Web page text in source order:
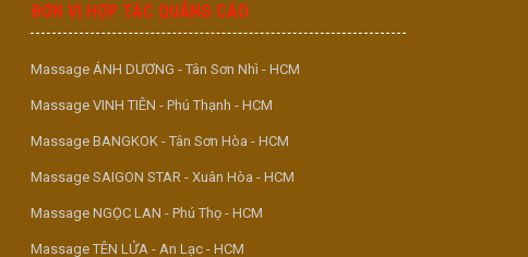
ĐƠN VỊ HỢP TÁC QUẢNG CÁO
Massage ÁNH DƯƠNG - Tân Sơn Nhì - HCM
Massage VINH TIÊN - Phú Thạnh - HCM
Massage BANGKOK - Tân Sơn Hòa - HCM
Massage SAIGON STAR - Xuân Hòa - HCM
Massage NGỌC LAN - Phú Thọ - HCM
Massage TÊN LỬA - An Lạc - HCM